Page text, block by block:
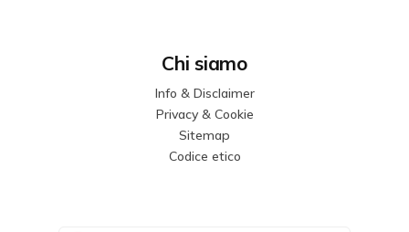
Chi siamo
Info & Disclaimer
Privacy & Cookie
Sitemap
Codice etico